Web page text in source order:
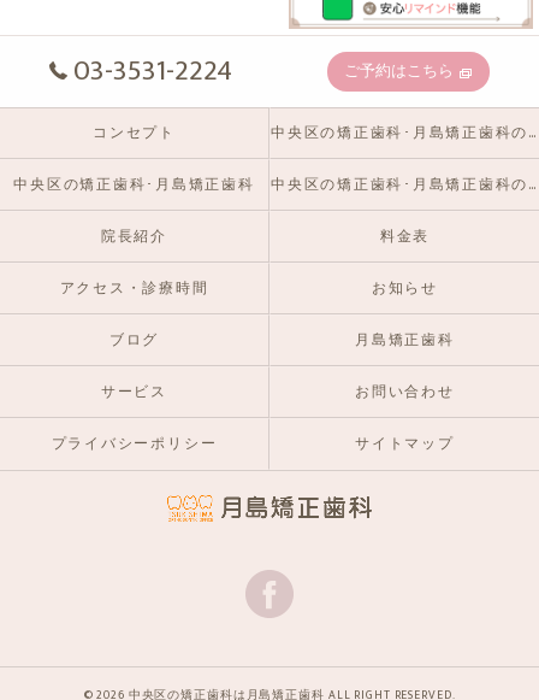
03-3531-2224 ご予約はこちら
コンセプト 中央区の矯正歯科･月島矯正歯科の口コミ情報
中央区の矯正歯科･月島矯正歯科 中央区の矯正歯科･月島矯正歯科のお客様の声
院長紹介 料金表
アクセス・診療時間 お知らせ
ブログ 月島矯正歯科
サービス お問い合わせ
プライバシーポリシー サイトマップ
© 2026 中央区の矯正歯科は月島矯正歯科 ALL RIGHT RESERVED.